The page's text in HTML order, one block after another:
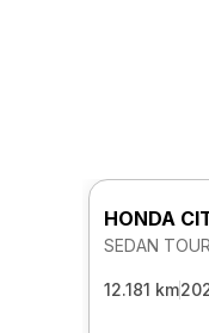
HONDA
12.181 km